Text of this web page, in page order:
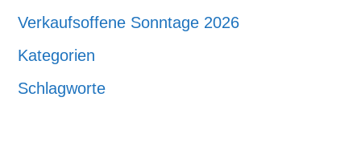
Verkaufsoffene Sonntage 2026
Kategorien
Schlagworte